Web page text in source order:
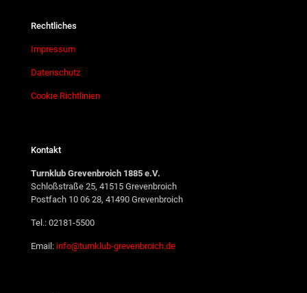
Rechtliches
Impressum
Datenschutz
Cookie Richtlinien
Kontakt
Turnklub Grevenbroich 1885 e.V.
Schloßstraße 25, 41515 Grevenbroich
Postfach 10 06 28, 41490 Grevenbroich
Tel.: 02181-5500
Email: info@turnklub-grevenbroich.de